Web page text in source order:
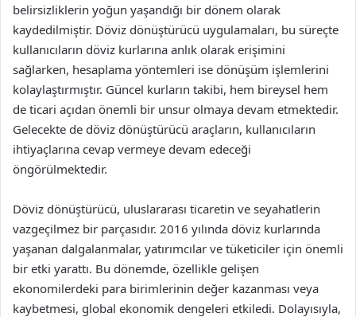
belirsizliklerin yoğun yaşandığı bir dönem olarak
kaydedilmiştir. Döviz dönüştürücü uygulamaları, bu süreçte
kullanıcıların döviz kurlarına anlık olarak erişimini
sağlarken, hesaplama yöntemleri ise dönüşüm işlemlerini
kolaylaştırmıştır. Güncel kurların takibi, hem bireysel hem
de ticari açıdan önemli bir unsur olmaya devam etmektedir.
Gelecekte de döviz dönüştürücü araçların, kullanıcıların
ihtiyaçlarına cevap vermeye devam edeceği
öngörülmektedir.
Döviz dönüştürücü, uluslararası ticaretin ve seyahatlerin
vazgeçilmez bir parçasıdır. 2016 yılında döviz kurlarında
yaşanan dalgalanmalar, yatırımcılar ve tüketiciler için önemli
bir etki yarattı. Bu dönemde, özellikle gelişen
ekonomilerdeki para birimlerinin değer kazanması veya
kaybetmesi, global ekonomik dengeleri etkiledi. Dolayısıyla,